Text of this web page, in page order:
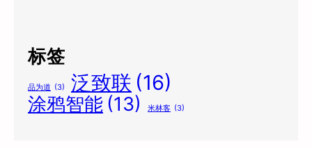
标签
品为道 (3) 泛致联 (16)
涂鸦智能 (13) 米林客 (3)